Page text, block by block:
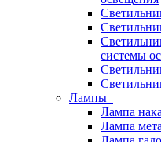
системы
Лампы
Лампа
Лампа